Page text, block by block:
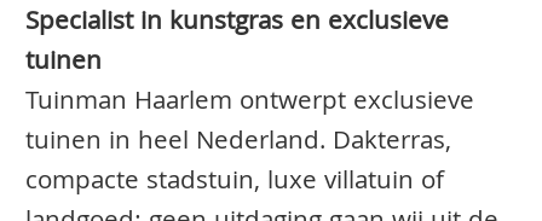
Specialist in kunstgras en exclusieve
tuinen
Tuinman Haarlem ontwerpt exclusieve
tuinen in heel Nederland. Dakterras,
compacte stadstuin, luxe villatuin of